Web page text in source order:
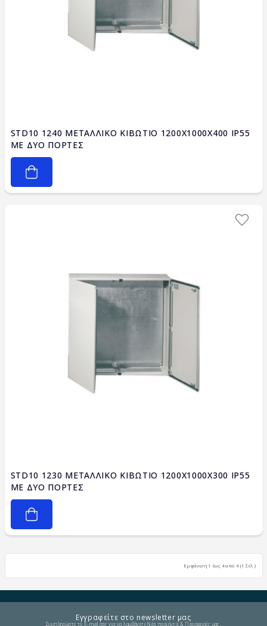
STD10 1240 ΜΕΤΑΛΛΙΚΟ ΚΙΒΩΤΙΟ 1200X1000X400 IP55
ΜΕ ΔΥΟ ΠΟΡΤΕΣ
STD10 1230 ΜΕΤΑΛΛΙΚΟ ΚΙΒΩΤΙΟ 1200X1000X300 IP55
ΜΕ ΔΥΟ ΠΟΡΤΕΣ
Εμφάνιση 1 έως 4 από 4 (1 Σελ.)
Εγγραφείτε στο newsletter μας
Συμπληρώστε το E-mail σας για να λαμβάνετε Νέα προϊόντα & Προσφορές μας.